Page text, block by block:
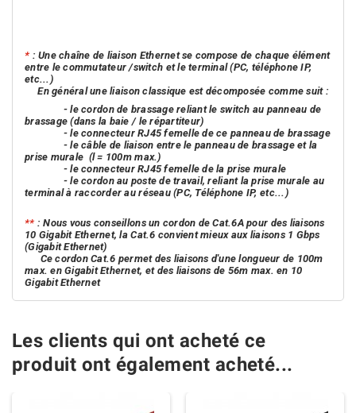
* : Une chaîne de liaison Ethernet se compose de chaque élément
entre le commutateur /switch et le terminal (PC, téléphone IP,
etc...)
En général une liaison classique est décomposée comme suit :
- le cordon de brassage reliant le switch au panneau de
brassage (dans la baie / le répartiteur)
- le connecteur RJ45 femelle de ce panneau de brassage
- le câble de liaison entre le panneau de brassage et la
prise murale (l = 100m max.)
- le connecteur RJ45 femelle de la prise murale
- le cordon au poste de travail, reliant la prise murale au
terminal à raccorder au réseau (PC, Téléphone IP, etc...)
** : Nous vous conseillons un cordon de Cat.6A pour des liaisons
10 Gigabit Ethernet, la Cat.6 convient mieux aux liaisons 1 Gbps
(Gigabit Ethernet)
Ce cordon Cat.6 permet des liaisons d'une longueur de 100m
max. en Gigabit Ethernet, et des liaisons de 56m max. en 10
Gigabit Ethernet
Les clients qui ont acheté ce
produit ont également acheté...